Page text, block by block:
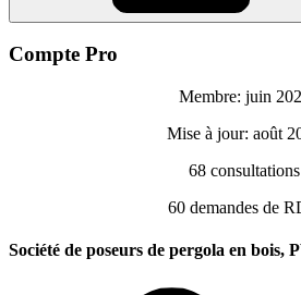
Compte Pro
Membre: juin
Mise à jour: août
68 consultations
60demandes de
Société de poseurs de pergola en bois,